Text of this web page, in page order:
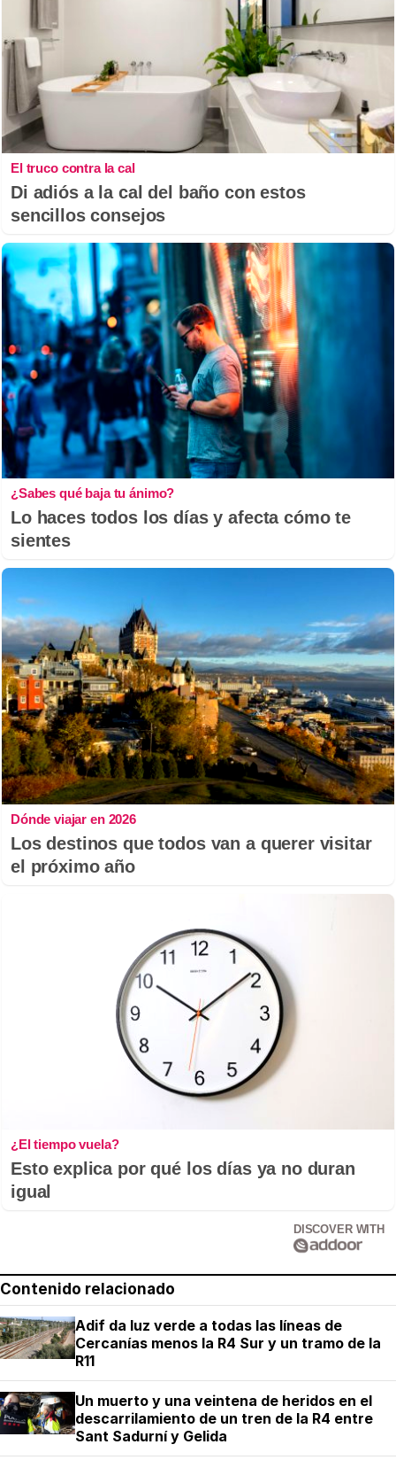
El truco contra la cal
Di adiós a la cal del baño con estos
sencillos consejos
¿Sabes qué baja tu ánimo?
Lo haces todos los días y afecta cómo te
sientes
Dónde viajar en 2026
Los destinos que todos van a querer visitar
el próximo año
¿El tiempo vuela?
Esto explica por qué los días ya no duran
igual
DISCOVER WITH
Contenido relacionado
Adif da luz verde a todas las líneas de
Cercanías menos la R4 Sur y un tramo de la
R11
Un muerto y una veintena de heridos en el
descarrilamiento de un tren de la R4 entre
Sant Sadurní y Gelida